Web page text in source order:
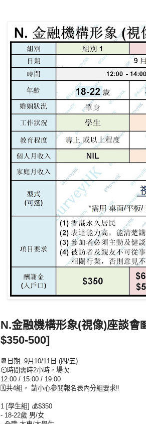
N.金融機構形象(視像)座談會
$350-500]
📆日期: 9月10/11日 (四/五)
⏲時間需時2小時，場次:
12:00 / 15:00 / 19:00
🗓共4組， 請小心參閱報名表內分組要求‼
1 [學生組] 💰$350
- 18-22歲 男/女